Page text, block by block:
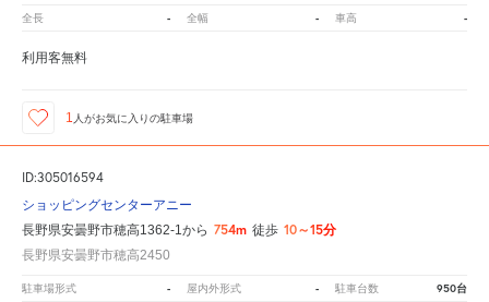
全長 - 全幅 - 車高 -
利用客無料
1 人がお気に入りの駐車場
ID:305016594
ショッピングセンターアニー
長野県安曇野市穂高1362-1から 754m 徒歩 10～15分
長野県安曇野市穂高2450
駐車場形式 - 屋内外形式 - 駐車台数 950台